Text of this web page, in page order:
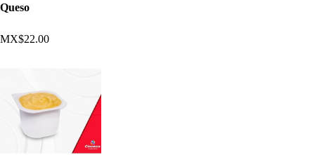
Queso
MX$22.00